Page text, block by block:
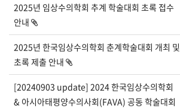
2025년 임상수의학회 추계 학술대회 초록 접수
안내
2025년 한국임상수의학회 춘계학술대회 개최 및
초록 제출 안내
[20240903 update] 2024 한국임상수의학회
& 아시아태평양수의사회(FAVA) 공동 학술대회